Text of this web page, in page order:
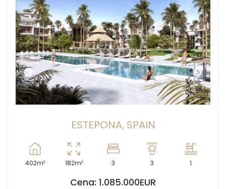
ESTEPONA, SPAIN
402m² 182m² 3 3 1
Cena: 1.085.000EUR